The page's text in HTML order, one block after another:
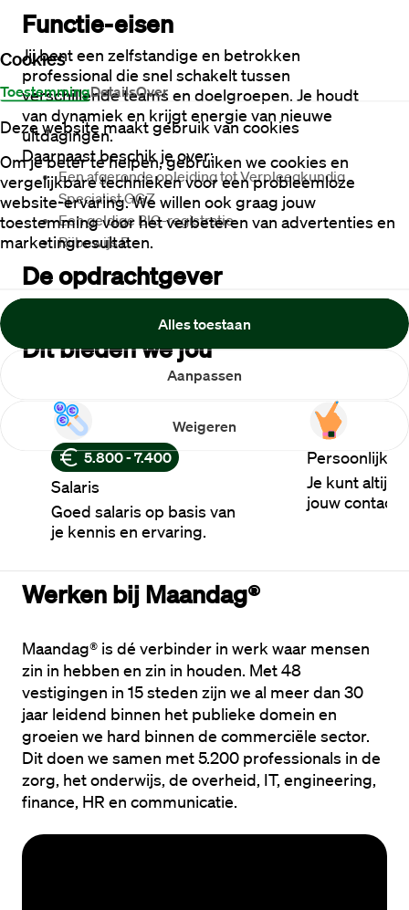
Cookies
ToestemmingDetailsOver
Deze website maakt gebruik van cookies
Om je beter te helpen, gebruiken we cookies en
vergelijkbare technieken voor een probleemloze
website-ervaring. We willen ook graag jouw
toestemming voor het verbeteren van advertenties en
marketingresultaten.
Weigeren
Aanpassen
Alles toestaan
Functie-eisen
Jij bent een zelfstandige en betrokken
professional die snel schakelt tussen
verschillende teams en doelgroepen. Je houdt
van dynamiek en krijgt energie van nieuwe
uitdagingen.
Daarnaast beschik je over:
Een afgeronde opleiding tot Verpleegkundig
Specialist GGZ
Een geldige BIG-registratie
Rijbewijs B
De opdrachtgever
Dit bieden we jou
5.800 - 7.400
Salaris
Goed salaris op basis van
je kennis en ervaring.
Persoonlijke
Je kunt altijd
jouw
Werken bij Maandag®
Maandag® is dé verbinder in werk waar mensen
zin in hebben en zin in houden. Met 48
vestigingen in 15 steden zijn we al meer dan 30
jaar leidend binnen het publieke domein en
groeien we hard binnen de commerciële sector.
Dit doen we samen met 5.200 professionals in de
zorg, het onderwijs, de overheid, IT, engineering,
finance, HR en communicatie.